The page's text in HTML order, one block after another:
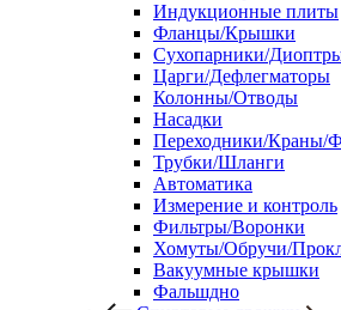
Индукционные плиты
Фланцы/Крышки
Сухопарники/
Царги/Дефлегматоры
Колонны/Отводы
Насадки
Переходники/Краны/
Трубки/Шланги
Автоматика
Измерение и контроль
Фильтры/Воронки
Хомуты/Обручи/
Вакуумные крышки
Фальшдно